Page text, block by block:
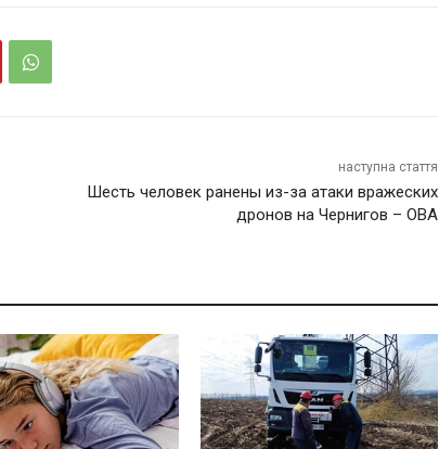
наступна стаття
Шесть человек ранены из-за атаки вражеских
дронов на Чернигов – ОВА